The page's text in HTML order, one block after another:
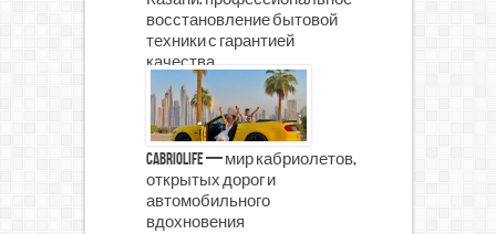
восстановление бытовой
техники с гарантией
качества
CabrioLife — мир кабриолетов,
открытых дорог и
автомобильного
вдохновения